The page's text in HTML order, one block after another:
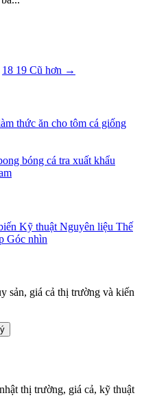
bán nhiều cá tra hơn cho
18 19Cũ hơn →
Kỹ thuật Nguyên liệu
Thế
Góc nhìn